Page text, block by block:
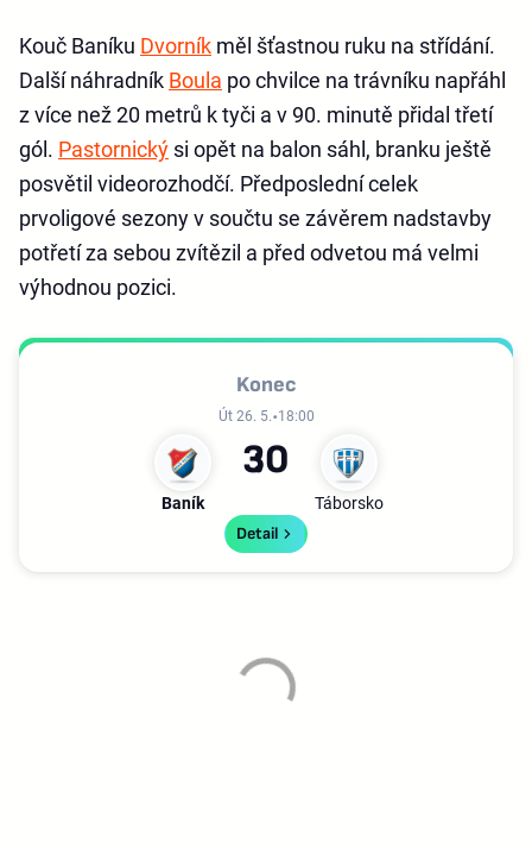
Kouč Baníku Dvorník měl šťastnou ruku na střídání.
Další náhradník Boula po chvilce na trávníku napřáhl
z více než 20 metrů k tyči a v 90. minutě přidal třetí
gól. Pastornický si opět na balon sáhl, branku ještě
posvětil videorozhodčí. Předposlední celek
prvoligové sezony v součtu se závěrem nadstavby
potřetí za sebou zvítězil a před odvetou má velmi
výhodnou pozici.
Konec
Út 26. 5. 18:00
Baník
3
Táborsko
0
Detail